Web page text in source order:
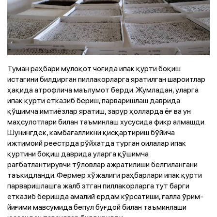
Туман раҳбари мулоқот чоғида ипак қурти боқиш
истагини билдирган пиллакорларга яратилган шароитлар
ҳақида атрофлича маълумот берди. Жумладан, уларга
ипак қурти етказиб бериш, парваришлаш даврида
қўшимча имтиёзлар яратиш, зарур ҳолларда ёғ ва ун
маҳсулотлари билан таъминлаш хусусида фикр алмашди.
Шунингдек, камбағалликни қисқартириш бўйича
ижтимоий реестрда рўйхатда турган оилалар ипак
қуртини боқиш даврида уларга қўшимча
рағбатлантирувчи тўловлар ажратилиши белгилангани
таъкидланди. Фермер хўжалиги раҳбарлари ипак қурти
парваришлашга жалб этган пиллакорларга тут барги
етказиб беришда амалий ёрдам кўрсатиши, ғалла ўрим-
йиғими мавсумида бепул буғдой билан таъминлаши